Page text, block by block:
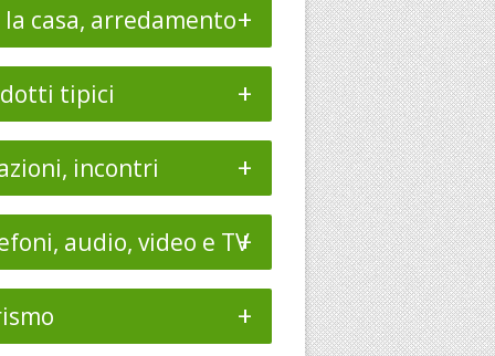
la casa, arredamento+
tipici +
incontri +
audio, video e TV
+
+